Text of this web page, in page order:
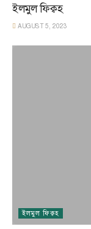
ইলমুল ফিক্বহ
AUGUST 5, 2023
ইলমুল ফিক্বহ